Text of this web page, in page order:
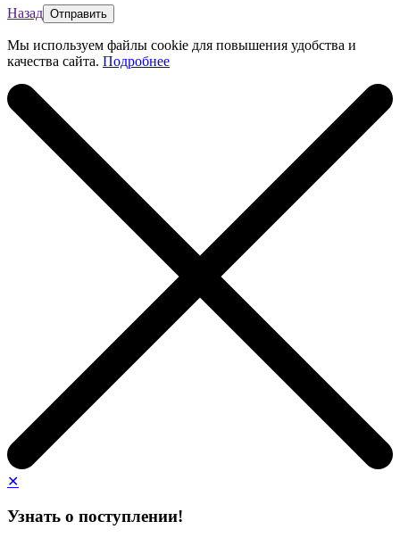
Назад
Мы используем файлы cookie для повышения удобства и
качества сайта. Подробнее
✕
Узнать о поступлении!